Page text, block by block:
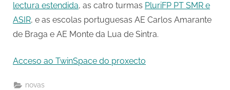
meu
e-
lectura estendida, as catro turmas PluriFP PT SMR e
ASIR, e as escolas portuguesas AE Carlos Amarante
de Braga e AE Monte da Lua de Sintra.
Acceso ao TwinSpace do proxecto
novas